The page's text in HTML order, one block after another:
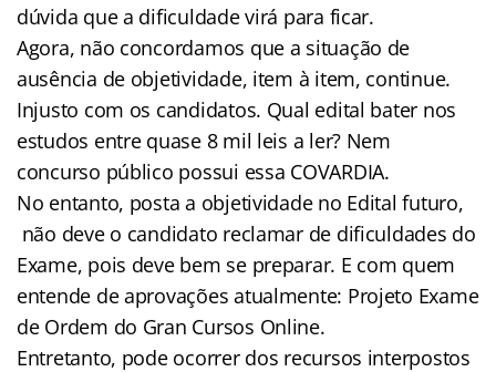
dúvida que a dificuldade virá para ficar.
Agora, não concordamos que a situação de
ausência de objetividade, item à item, continue.
Injusto com os candidatos. Qual edital bater nos
estudos entre quase 8 mil leis a ler? Nem
concurso público possui essa COVARDIA.
No entanto, posta a objetividade no Edital futuro,
não deve o candidato reclamar de dificuldades do
Exame, pois deve bem se preparar. E com quem
entende de aprovações atualmente: Projeto Exame
de Ordem do Gran Cursos Online.
Entretanto, pode ocorrer dos recursos interpostos